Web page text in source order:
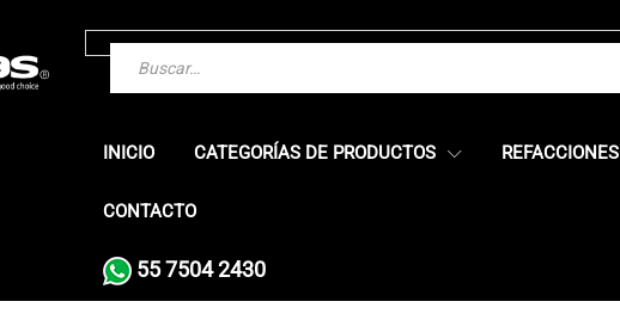
INICIO CATEGORÍAS DE PRODUCTOS REFACCIONES
CONTACTO
55 7504 2430